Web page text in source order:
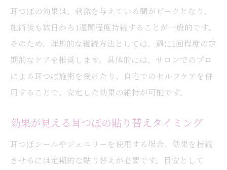
耳つぼの効果は、刺激を与えている間がピークとなり、
施術後も数日から1週間程度持続することが一般的です。
そのため、理想的な継続方法としては、週に1回程度の定
期的なケアを推奨します。具体的には、サロンでのプロ
による耳つぼ施術を受けたり、自宅でのセルフケアを併
用することで、安定した効果の維持が可能です。
効果が見える耳つぼの貼り替えタイミング
耳つぼシールやジュエリーを使用する場合、効果を持続
させるには定期的な貼り替えが必要です。目安として